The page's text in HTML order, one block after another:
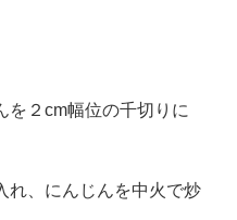
２cm幅位の千切りに
、にんじんを中火で炒